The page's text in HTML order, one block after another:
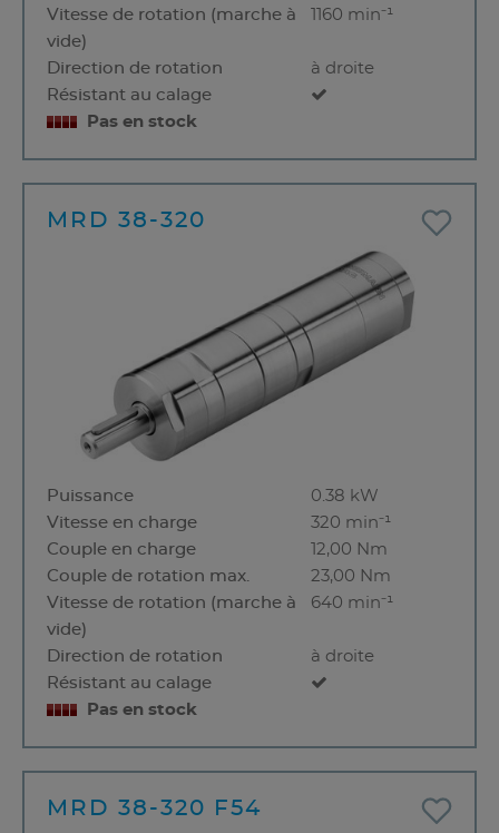
Vitesse de rotation (marche à
vide)
1160 min⁻¹
Direction de rotation
à droite
Résistant au calage
Pas en stock
MRD 38-320
Puissance
0.38 kW
Vitesse en charge
320 min⁻¹
Couple en charge
12,00 Nm
Couple de rotation max.
23,00 Nm
Vitesse de rotation (marche à
vide)
640 min⁻¹
Direction de rotation
à droite
Résistant au calage
Pas en stock
MRD 38-320 F54